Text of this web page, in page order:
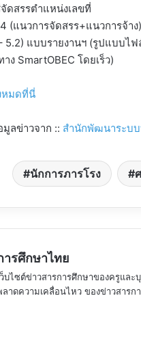
ดสรรตำแหน่งเลขที่
(แนวการจัดสรร+แนวการจ้าง)
5.2) แบบรายงานฯ (รูปแบบไ
ง SmartOBEC โดยเร็ว)
หมดที่นี่
ลข่าวจาก :: สำนักพัฒนาระบ
นักการภารโรง
ารศึกษาไทย
ว็บไซต์ข่าวสารการศึกษาของครูแล
ลาดความเคลื่อนไหว ของข่าวสาร